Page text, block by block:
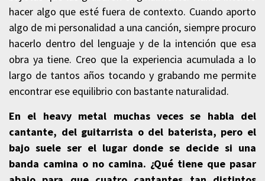
hacer algo que esté fuera de contexto. Cuando aporto
algo de mi personalidad a una canción, siempre procuro
hacerlo dentro del lenguaje y de la intención que esa
obra ya tiene. Creo que la experiencia acumulada a lo
largo de tantos años tocando y grabando me permite
encontrar ese equilibrio con bastante naturalidad.
En el heavy metal muchas veces se habla del
cantante, del guitarrista o del baterista, pero el
bajo suele ser el lugar donde se decide si una
banda camina o no camina. ¿Qué tiene que pasar